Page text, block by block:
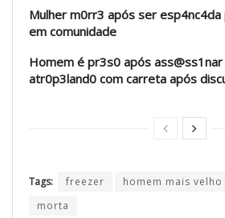
Mulher m0rr3 após ser
em comunidade
Homem é pr3s0 após
atr0p3land0 com carreta após
Tags: freezer homem mais velho
morta